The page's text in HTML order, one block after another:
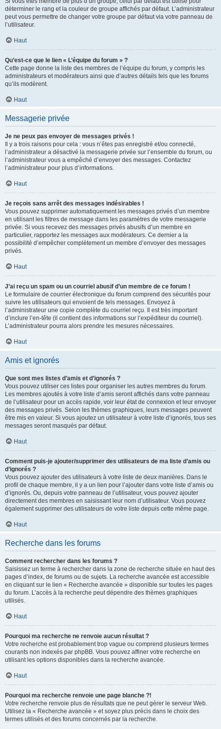
déterminer le rang et la couleur de groupe affichés par défaut. L’administrateur
peut vous permettre de changer votre groupe par défaut via votre panneau de
l’utilisateur.
Haut
Qu’est-ce que le lien « L’équipe du forum » ?
Cette page donne la liste des membres de l’équipe du forum, y compris les
administrateurs et modérateurs ainsi que d’autres détails tels que les forums
qu’ils modèrent.
Haut
Messagerie privée
Je ne peux pas envoyer de messages privés !
Il y a trois raisons pour cela : vous n’êtes pas enregistré et/ou connecté,
l’administrateur a désactivé la messagerie privée sur l’ensemble du forum, ou
l’administrateur vous a empêché d’envoyer des messages. Contactez
l’administrateur pour plus d’informations.
Haut
Je reçois sans arrêt des messages indésirables !
Vous pouvez supprimer automatiquement les messages privés d’un membre
en utilisant les filtres de message dans les paramètres de votre messagerie
privée. Si vous recevez des messages privés abusifs d’un membre en
particulier, rapportez les messages aux modérateurs. Ce dernier a la
possibilité d’empêcher complètement un membre d’envoyer des messages
privés.
Haut
J’ai reçu un spam ou un courriel abusif d’un membre de ce forum !
Le formulaire de courrier électronique du forum comprend des sécurités pour
suivre les utilisateurs qui envoient de tels messages. Envoyez à
l’administrateur une copie complète du courriel reçu. Il est très important
d’inclure l’en-tête (il contient des informations sur l’expéditeur du courriel).
L’administrateur pourra alors prendre les mesures nécessaires.
Haut
Amis et ignorés
Que sont mes listes d’amis et d’ignorés ?
Vous pouvez utiliser ces listes pour organiser les autres membres du forum.
Les membres ajoutés à votre liste d’amis seront affichés dans votre panneau
de l’utilisateur pour un accès rapide, voir leur état de connexion et leur envoyer
des messages privés. Selon les thèmes graphiques, leurs messages peuvent
être mis en valeur. Si vous ajoutez un utilisateur à votre liste d’ignorés, tous ses
messages seront masqués par défaut.
Haut
Comment puis-je ajouter/supprimer des utilisateurs de ma liste d’amis ou
d’ignorés ?
Vous pouvez ajouter des utilisateurs à votre liste de deux manières. Dans le
profil de chaque membre, il y a un lien pour l’ajouter dans votre liste d’amis ou
d’ignorés. Ou, depuis votre panneau de l’utilisateur, vous pouvez ajouter
directement des membres en saisissant leur nom d’utilisateur. Vous pouvez
également supprimer des utilisateurs de votre liste depuis cette même page.
Haut
Recherche dans les forums
Comment rechercher dans les forums ?
Saisissez un terme à rechercher dans la zone de recherche située en haut des
pages d’index, de forums ou de sujets. La recherche avancée est accessible
en cliquant sur le lien « Recherche avancée » disponible sur toutes les pages
du forum. L’accès à la recherche peut dépendre des thèmes graphiques
utilisés.
Haut
Pourquoi ma recherche ne renvoie aucun résultat ?
Votre recherche est probablement trop vague ou comprend plusieurs termes
courants non indexés par phpBB. Vous pouvez affiner votre recherche en
utilisant les options disponibles dans la recherche avancée.
Haut
Pourquoi ma recherche renvoie une page blanche ?!
Votre recherche renvoie plus de résultats que ne peut gérer le serveur Web.
Utilisez la « Recherche avancée » et soyez plus précis dans le choix des
termes utilisés et des forums concernés par la recherche.